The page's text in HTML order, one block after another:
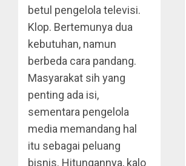
betul pengelola televisi.
Klop. Bertemunya dua
kebutuhan, namun
berbeda cara pandang.
Masyarakat sih yang
penting ada isi,
sementara pengelola
media memandang hal
itu sebagai peluang
bisnis. Hitungannya, kalo